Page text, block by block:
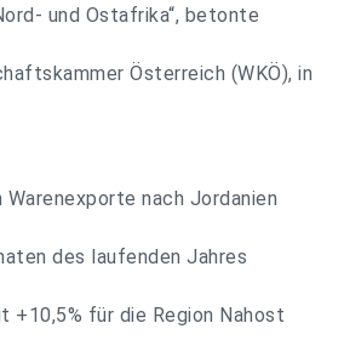
und Ostafrika“, betonte
Österreich (WKÖ), in
nach Jordanien
des laufenden Jahres
+10,5% für die Region Nahost